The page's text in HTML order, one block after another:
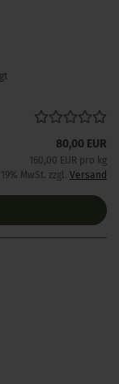
80,00 EUR
160,00 EUR pro kg
MwSt. zzgl. Versand